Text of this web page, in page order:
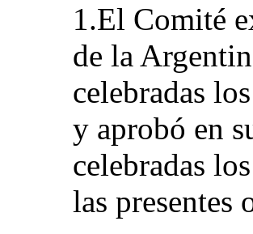
1.El Comité
de la
celebradas
y aprobó en
celebradas
las presentes